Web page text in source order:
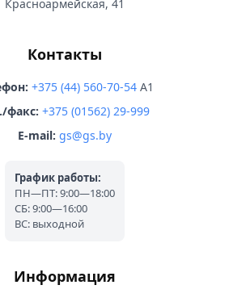
Красноармейская, 41
Контакты
+375 (44) 560-70-54 A1
факс: +375 (01562) 29-999
E-mail: gs@gs.by
График работы:
ПН—ПТ: 9:00—18:00
СБ: 9:00—16:00
ВС: выходной
Информация